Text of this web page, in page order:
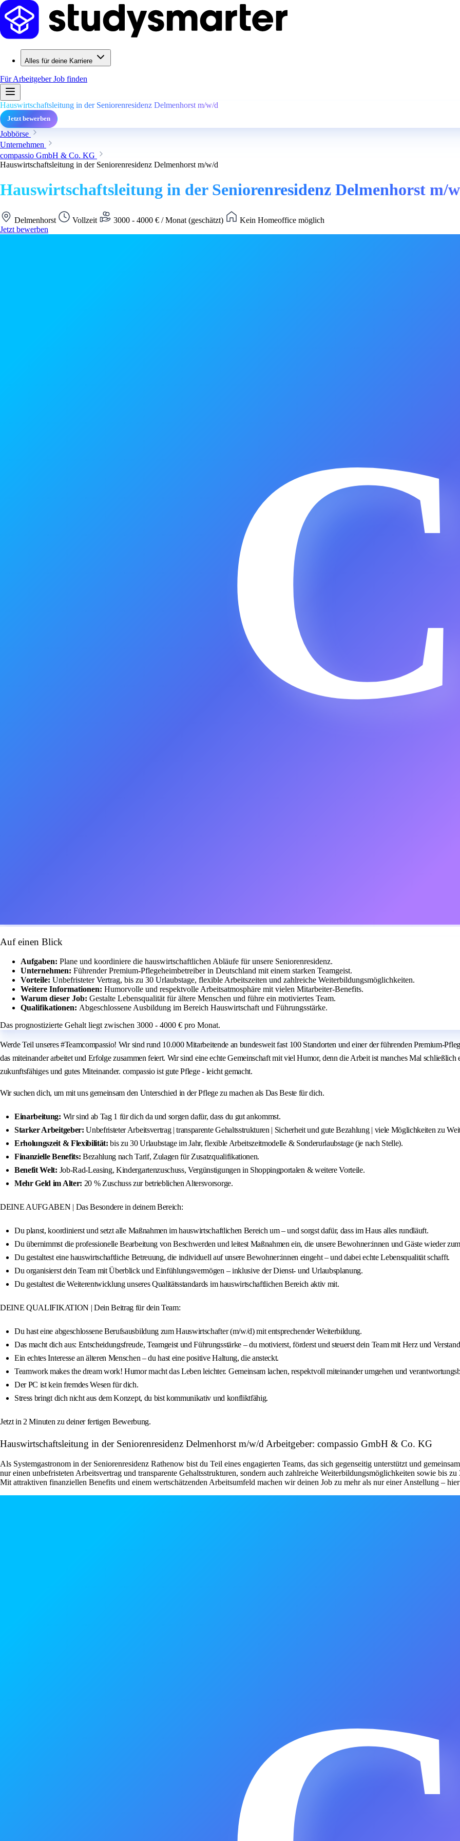
Alles für deine Karriere
Für ArbeitgeberJob finden
Hauswirtschaftsleitung in der Seniorenresidenz Delmenhorst m/w/d
Jetzt bewerben
Jobbörse
Unternehmen
compassio GmbH & Co. KG
Hauswirtschaftsleitung in der Seniorenresidenz Delmenhorst m/w/d
Hauswirtschaftsleitung in der Seniorenresidenz Delmenhorst m/
Delmenhorst Vollzeit 3000 - 4000 € / Monat (geschätzt)
Kein Homeoffice möglich
Jetzt bewerben
Auf einen Blick
Aufgaben: Plane und koordiniere die hauswirtschaftlichen Abläufe für unsere Seniorenresidenz.
Unternehmen: Führender Premium-Pflegeheimbetreiber in Deutschland mit einem starken Teamgeist.
Vorteile: Unbefristeter Vertrag, bis zu 30 Urlaubstage, flexible Arbeitszeiten und zahlreiche Weiterbildungsmöglichkeiten.
Weitere Informationen: Humorvolle und respektvolle Arbeitsatmosphäre mit vielen Mitarbeiter-Benefits.
Warum dieser Job: Gestalte Lebensqualität für ältere Menschen und führe ein motiviertes Team.
Qualifikationen: Abgeschlossene Ausbildung im Bereich Hauswirtschaft und Führungsstärke.
Das prognostizierte Gehalt liegt zwischen 3000 - 4000 € pro Monat.
Werde Teil unseres #Teamcompassio! Wir sind rund 10.000 Mitarbeitende an bundesweit fast 100 Standorten und einer der führenden Premium-
das miteinander arbeitet und Erfolge zusammen feiert. Wir sind eine echte Gemeinschaft mit viel Humor, denn die Arbeit ist manches Mal
zukunftsfähiges und gutes Miteinander. compassio ist gute Pflege - leicht gemacht.
Wir suchen dich, um mit uns gemeinsam den Unterschied in der Pflege zu machen als Das Beste für dich.
Einarbeitung: Wir sind ab Tag 1 für dich da und sorgen dafür, dass du gut ankommst.
Starker Arbeitgeber: Unbefristeter Arbeitsvertrag | transparente Gehaltsstrukturen | Sicherheit und gute Bezahlung | viele Möglichkeiten zu
Erholungszeit & Flexibilität: bis zu 30 Urlaubstage im Jahr, flexible Arbeitszeitmodelle & Sonderurlaubstage (je nach Stelle).
Finanzielle Benefits: Bezahlung nach Tarif, Zulagen für Zusatzqualifikationen.
Benefit Welt: Job-Rad-Leasing, Kindergartenzuschuss, Vergünstigungen in Shoppingportalen & weitere Vorteile.
Mehr Geld im Alter: 20 % Zuschuss zur betrieblichen Altersvorsorge.
DEINE AUFGABEN | Das Besondere in deinem Bereich:
Du planst, koordinierst und setzt alle Maßnahmen im hauswirtschaftlichen Bereich um – und sorgst dafür, dass im Haus alles rundläuft.
Du übernimmst die professionelle Bearbeitung von Beschwerden und leitest Maßnahmen ein, die unsere Bewohner:innen und Gäste wieder
Du gestaltest eine hauswirtschaftliche Betreuung, die individuell auf unsere Bewohner:innen eingeht – und dabei echte Lebensqualität schafft.
Du organisierst dein Team mit Überblick und Einfühlungsvermögen – inklusive der Dienst- und Urlaubsplanung.
Du gestaltest die Weiterentwicklung unseres Qualitätsstandards im hauswirtschaftlichen Bereich aktiv mit.
DEINE QUALIFIKATION | Dein Beitrag für dein Team:
Du hast eine abgeschlossene Berufsausbildung zum Hauswirtschafter (m/w/d) mit entsprechender Weiterbildung.
Das macht dich aus: Entscheidungsfreude, Teamgeist und Führungsstärke – du motivierst, förderst und steuerst dein Team mit Herz und
Ein echtes Interesse an älteren Menschen – du hast eine positive Haltung, die ansteckt.
Teamwork makes the dream work! Humor macht das Leben leichter. Gemeinsam lachen, respektvoll miteinander umgehen und
Der PC ist kein fremdes Wesen für dich.
Stress bringt dich nicht aus dem Konzept, du bist kommunikativ und konfliktfähig.
Jetzt in 2 Minuten zu deiner fertigen Bewerbung.
Hauswirtschaftsleitung in der Seniorenresidenz Delmenhorst m/w/d Arbeitgeber: compassio GmbH & Co. KG
Als Systemgastronom in der Seniorenresidenz Rathenow bist du Teil eines engagierten Teams, das sich gegenseitig unterstützt und
nur einen unbefristeten Arbeitsvertrag und transparente Gehaltsstrukturen, sondern auch zahlreiche Weiterbildungsmöglichkeiten sowie bis
Mit attraktiven finanziellen Benefits und einem wertschätzenden Arbeitsumfeld machen wir deinen Job zu mehr als nur einer Anstellung –